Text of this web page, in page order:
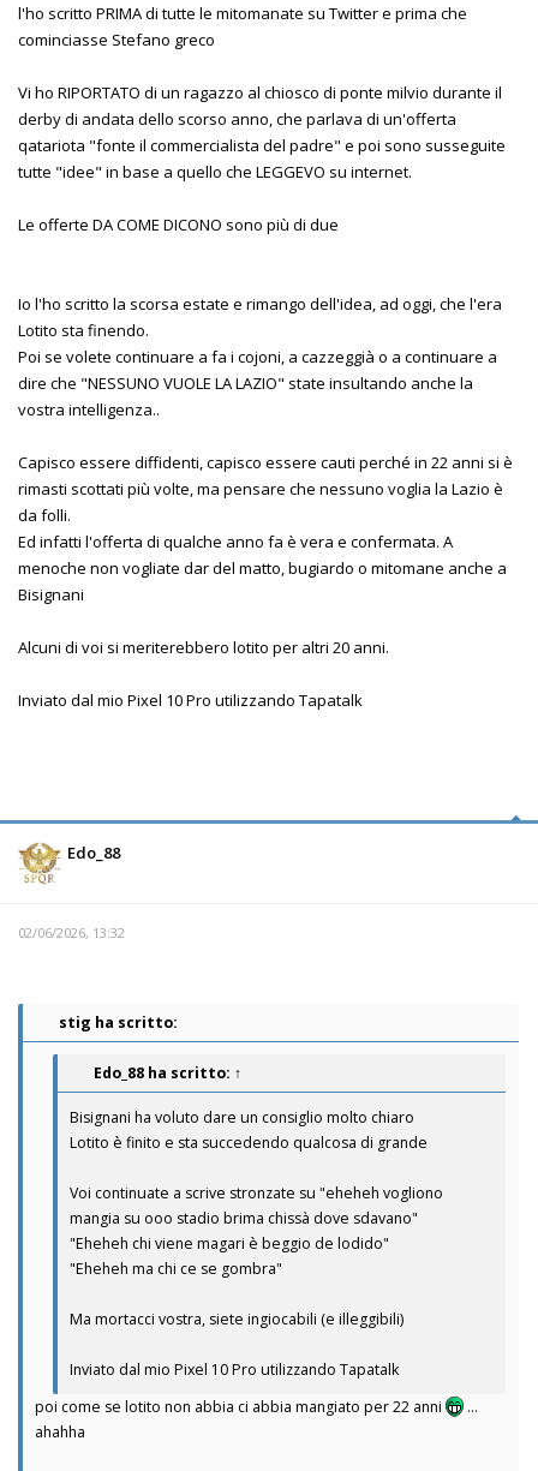
l'ho scritto PRIMA di tutte le mitomanate su Twitter e prima che
cominciasse Stefano greco
Vi ho RIPORTATO di un ragazzo al chiosco di ponte milvio durante il
derby di andata dello scorso anno, che parlava di un'offerta
qatariota "fonte il commercialista del padre" e poi sono susseguite
tutte "idee" in base a quello che LEGGEVO su internet.
Le offerte DA COME DICONO sono più di due
Io l'ho scritto la scorsa estate e rimango dell'idea, ad oggi, che l'era
Lotito sta finendo.
Poi se volete continuare a fa i cojoni, a cazzeggià o a continuare a
dire che "NESSUNO VUOLE LA LAZIO" state insultando anche la
vostra intelligenza..
Capisco essere diffidenti, capisco essere cauti perché in 22 anni si è
rimasti scottati più volte, ma pensare che nessuno voglia la Lazio è
da folli.
Ed infatti l'offerta di qualche anno fa è vera e confermata. A
menoche non vogliate dar del matto, bugiardo o mitomane anche a
Bisignani
Alcuni di voi si meriterebbero lotito per altri 20 anni.
Inviato dal mio Pixel 10 Pro utilizzando Tapatalk
Edo_88
02/06/2026, 13:32
stig ha scritto:
Edo_88 ha scritto: ↑
Bisignani ha voluto dare un consiglio molto chiaro
Lotito è finito e sta succedendo qualcosa di grande
Voi continuate a scrive stronzate su "eheheh vogliono
mangia su ooo stadio brima chissà dove sdavano"
"Eheheh chi viene magari è beggio de lodido"
"Eheheh ma chi ce se gombra"
Ma mortacci vostra, siete ingiocabili (e illeggibili)
Inviato dal mio Pixel 10 Pro utilizzando Tapatalk
poi come se lotito non abbia ci abbia mangiato per 22 anni
...
ahahha